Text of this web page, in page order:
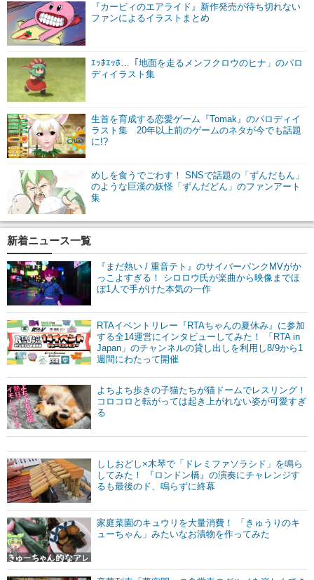
『カービィのエアライド』新作発売が待ち切れない
ファンによるイラストまとめ
ｴｯﾎｴｯﾎ…「地面を走るメンフクロウのヒナ」のパロ
ディイラスト集
生首を育成する恋愛ゲーム『Tomak』のパロディイ
ラスト集 20年以上前のゲームのネタが今でも話題
に!?
めしを食うでごわす！ SNSで話題の「ずんだもん」
のような巨漢の妖怪「ずんだどん」のファンアート
集
新着ニュース一覧
『まだ熱い / 重音テト』のサイバーパンクMVがか
っこよすぎる！ シロロウ氏が楽曲から映像までほ
ぼ1人で手がけた本気の一作
RTAイベントリレー『RTAちゃんの夏休み』に参加
する全14運営にインタビューしてみた！ 「RTA in
Japan」のチャンネルの貸し出しを利用し8/9から1
週間にわたって開催
よちよち歩きの子猫たちが猫ドームでレスリング！
コロコロと転がっては起き上がれない姿が可愛すぎ
る
ししおどし×木琴で「ドレミファソラシド」を鳴ら
してみた！ 『ロンドン橋』の演奏にチャレンジす
るも最後のド、鳴らずに終幕
家庭菜園のキュウリを大量消費！ 「きゅうりのキ
ューちゃん」みたいなお漬物を作ってみた